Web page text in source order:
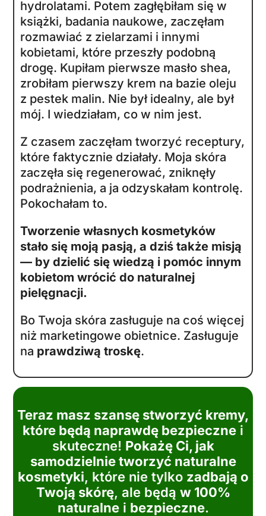
hydrolatami. Potem zagłębiłam się w
książki, badania naukowe, zaczęłam
rozmawiać z zielarzami i innymi
kobietami, które przeszły podobną
drogę. Kupiłam pierwsze masło shea,
zrobiłam pierwszy krem na bazie oleju
z pestek malin. Nie był idealny, ale był
mój. I wiedziałam, co w nim jest.
Z czasem zaczęłam tworzyć receptury,
które faktycznie działały. Moja skóra
zaczęła się regenerować, zniknęły
podrażnienia, a ja odzyskałam kontrolę.
Pokochałam to.
Tworzenie własnych kosmetyków
stało się moją pasją, a dziś także misją
— by dzielić się wiedzą i pomóc innym
kobietom wrócić do naturalnej
pielęgnacji.
Bo Twoja skóra zasługuje na coś więcej
niż marketingowe obietnice. Zasługuje
na prawdziwą troskę.
Teraz masz szansę stworzyć kremy,
które będą naprawdę bezpieczne i
skuteczne! Pokażę Ci, jak
samodzielnie tworzyć naturalne
kosmetyki, które nie tylko zadbają o
Twoją skórę, ale będą w 100%
naturalnei bezpieczne.